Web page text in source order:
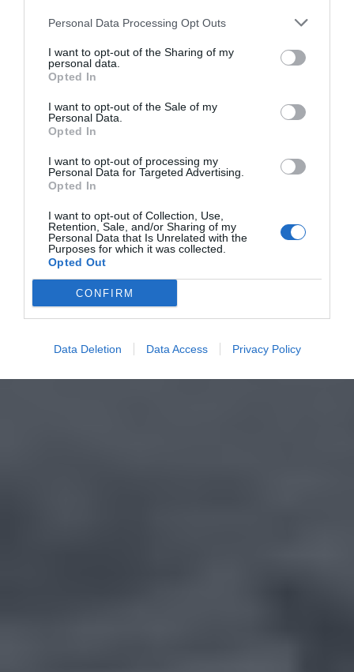
Personal Data Processing Opt Outs
I want to opt-out of the Sharing of my
personal data.
Opted In
I want to opt-out of the Sale of my
Personal Data.
Opted In
I want to opt-out of processing my
Personal Data for Targeted Advertising.
Opted In
I want to opt-out of Collection, Use,
Retention, Sale, and/or Sharing of my
Personal Data that Is Unrelated with the
Purposes for which it was collected.
Opted Out
CONFIRM
Data Deletion Data Access Privacy Policy